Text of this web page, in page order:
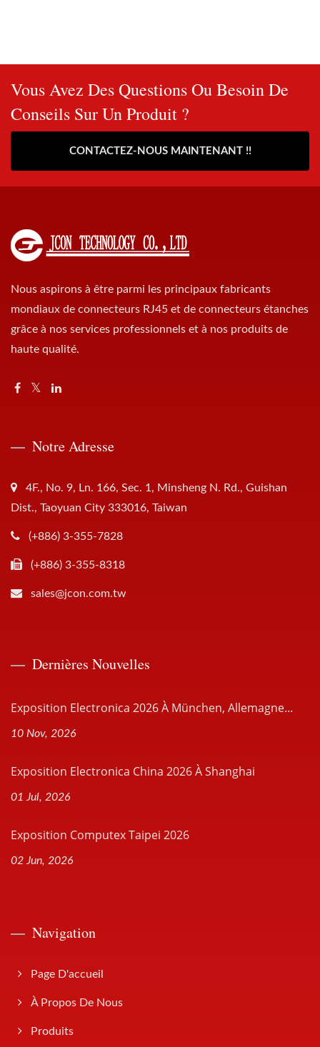
Vous Avez Des Questions Ou Besoin De
Conseils Sur Un Produit ?
CONTACTEZ-NOUS MAINTENANT !!
Nous aspirons à être parmi les principaux fabricants
mondiaux de connecteurs RJ45 et de connecteurs étanches
grâce à nos services professionnels et à nos produits de
haute qualité.
Notre Adresse
4F., No. 9, Ln. 166, Sec. 1, Minsheng N. Rd., Guishan
Dist., Taoyuan City 333016, Taiwan
(+886) 3-355-7828
(+886) 3-355-8318
sales@jcon.com.tw
Dernières Nouvelles
Exposition Electronica 2026 À München, Allemagne...
10 Nov, 2026
Exposition Electronica China 2026 À Shanghai
01 Jul, 2026
Exposition Computex Taipei 2026
02 Jun, 2026
Navigation
Page D'accueil
À Propos De Nous
Produits